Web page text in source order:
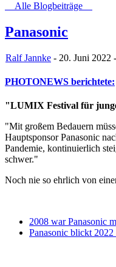
Alle Blogbeiträge
Panasonic
Ralf Jannke - 20. Juni 2022 -
PHOTONEWS berichtete:
"LUMIX Festival für
"Mit großem Bedauern
Hauptsponsor Panasonic
Pandemie, kontinuierlich
schwer."
Noch nie so ehrlich von
2008 war Panasonic
Panasonic blickt